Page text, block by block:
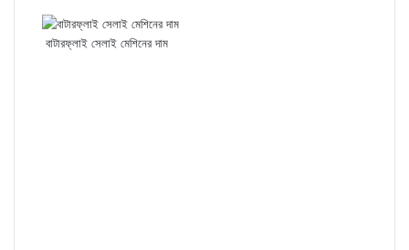
বাটারফ্লাই সেলাই মেশিনের দাম